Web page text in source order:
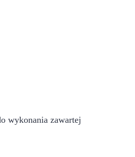
wykonania zawartej